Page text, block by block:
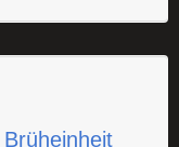
Brüheinheit